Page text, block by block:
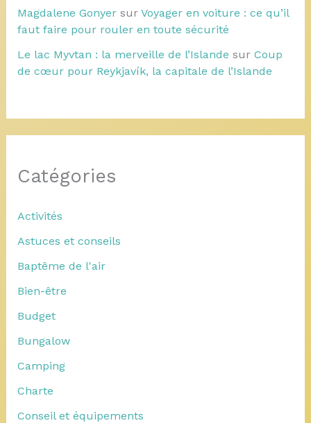
Magdalene Gonyersur Voyager en voiture : ce qu’il
faut faire pour rouler en toute sécurité
Le lac Myvtan : la merveille de l’Islande sur Coup
de cœur pour Reykjavík, la capitale de l’Islande
Catégories
Activités
Astuces et conseils
Baptême de l'air
Bien-être
Budget
Bungalow
Camping
Charte
Conseil et équipements